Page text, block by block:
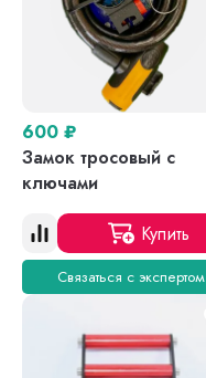
600 ₽
Замок тросовый с
ключами
Купить
Связаться с экспертом